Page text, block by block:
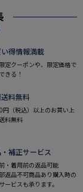
得情報満載
定クーポンや、限定価格で
きる！
料無料
円（税込）以上のお買い上
料無料
補正サービス
・着用前の返品可能
返品不可商品あり購入時の
ービスも承ります。